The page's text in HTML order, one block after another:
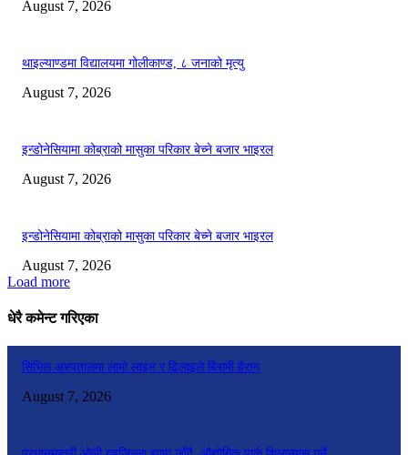
August 7, 2026
थाइल्याण्डमा विद्यालयमा गोलीकाण्ड, ८ जनाको मृत्यु
August 7, 2026
इन्डोनेसियामा कोब्राको मासुका परिकार बेच्ने बजार भाइरल
August 7, 2026
इन्डोनेसियामा कोब्राको मासुका परिकार बेच्ने बजार भाइरल
August 7, 2026
Load more
धेरै कमेन्ट गरिएका
सिभिल अस्पतालमा लामो लाइन र ढिलाइले बिरामी हैरान
August 7, 2026